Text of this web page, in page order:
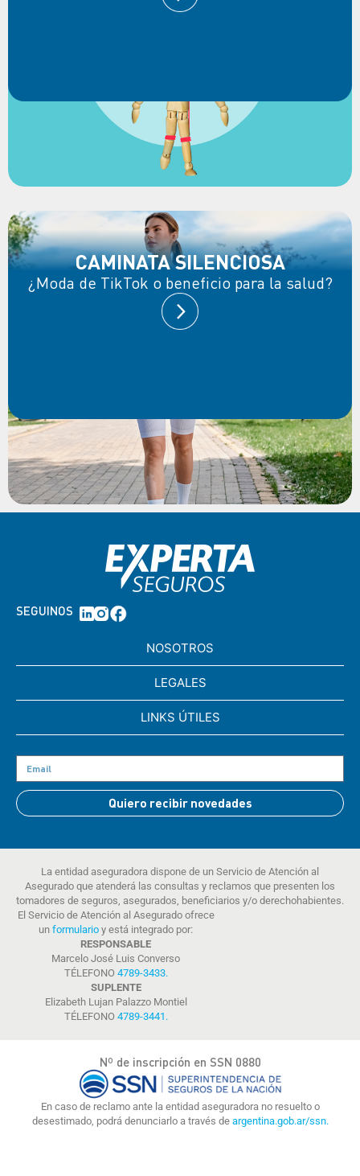
CAMINATA SILENCIOSA
¿Moda de TikTok o beneficio para la salud?
SEGUINOS
NOSOTROS
LEGALES
LINKS ÚTILES
Quiero recibir novedades
La entidad aseguradora dispone de un Servicio de Atención al
Asegurado que atenderá las consultas y reclamos que presenten los
tomadores de seguros, asegurados, beneficiarios y/o derechohabientes.
El Servicio de Atención al Asegurado ofrece
un formulario y está integrado por:
RESPONSABLE
Marcelo José Luis Converso
TÉLEFONO 4789-3433.
SUPLENTE
Elizabeth Lujan Palazzo Montiel
TÉLEFONO 4789-3441 .
Nº de inscripción en SSN 0880
En caso de reclamo ante la entidad aseguradora no resuelto o
desestimado, podrá denunciarlo a través de argentina.gob.ar/ssn.